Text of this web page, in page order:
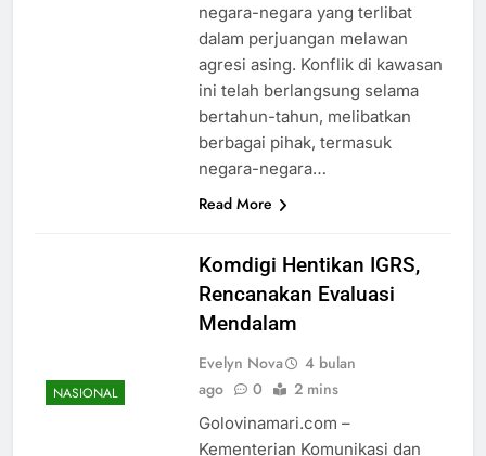
negara-negara yang terlibat
dalam perjuangan melawan
agresi asing. Konflik di kawasan
ini telah berlangsung selama
bertahun-tahun, melibatkan
berbagai pihak, termasuk
negara-negara…
Read More
NASIONAL
Komdigi Hentikan IGRS,
Rencanakan Evaluasi
Mendalam
Evelyn Nova
4 bulan
ago
0 2 mins
Golovinamari.com –
Kementerian Komunikasi dan